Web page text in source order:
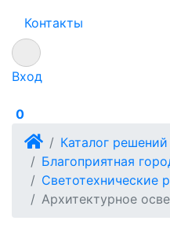
Контакты
Вход
0
Каталог решений
Благоприятная
Светотехнические
Архитектурное